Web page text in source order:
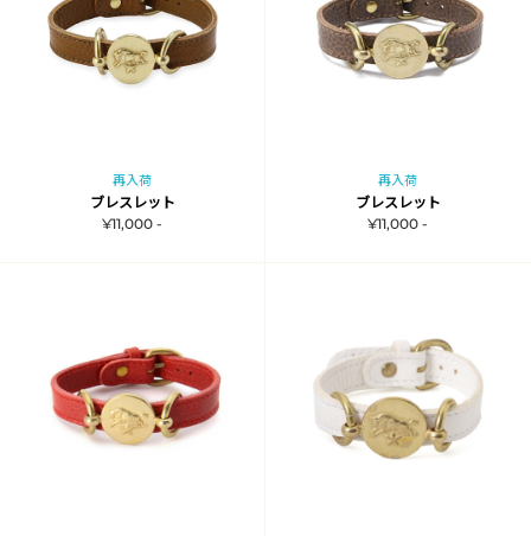
再入荷
ブレスレット
¥11,000 -
再入荷
ブレスレット
¥11,000 -